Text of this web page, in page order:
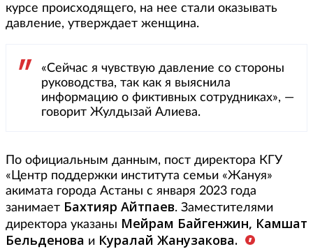
курсе происходящего, на нее стали оказывать
давление, утверждает женщина.
«Сейчас я чувствую давление со стороны
руководства, так как я выяснила
информацию о фиктивных сотрудниках», —
говорит Жулдызай Алиева.
По официальным данным, пост директора КГУ
«Центр поддержки института семьи «Жануя»
акимата города Астаны с января 2023 года
занимает Бахтияр Айтпаев. Заместителями
директора указаны Мейрам Байгенжин, Камшат
Бельденова и Куралай Жанузакова.